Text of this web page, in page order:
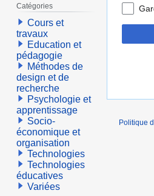
Catégories
Cours et
travaux
Education et
pédagogie
Méthodes de
design et de
recherche
Psychologie et
apprentissage
Socio-
économique et
organisation
Technologies
Technologies
éducatives
Variées
Politique